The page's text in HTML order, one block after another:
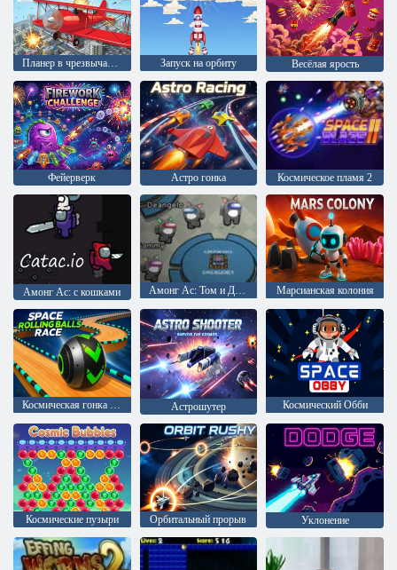
Планер в чрезвычайной ситуации Запуск на орбиту Весёлая ярость
Фейерверк Астро гонка Космическое пламя 2
Амонг Ас: с кошками Амонг Ас: Том и Джерри Марсианская колония
Космическая гонка с катящимися шарами Астрошутер Космический Обби
Космические пузыри Орбитальный прорыв Уклонение